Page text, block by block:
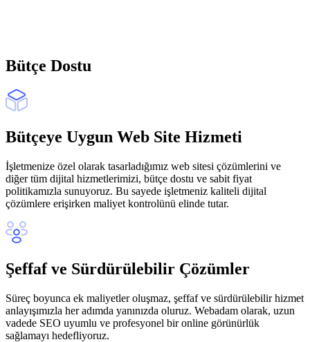
Bütçe Dostu
Bütçeye Uygun Web Site Hizmeti
İşletmenize özel olarak tasarladığımız web sitesi çözümlerini ve
diğer tüm dijital hizmetlerimizi, bütçe dostu ve sabit fiyat
politikamızla sunuyoruz. Bu sayede işletmeniz kaliteli dijital
çözümlere erişirken maliyet kontrolünü elinde tutar.
Şeffaf ve Sürdürülebilir Çözümler
Süreç boyunca ek maliyetler oluşmaz, şeffaf ve sürdürülebilir hizmet
anlayışımızla her adımda yanınızda oluruz. Webadam olarak, uzun
vadede SEO uyumlu ve profesyonel bir online görünürlük
sağlamayı hedefliyoruz.